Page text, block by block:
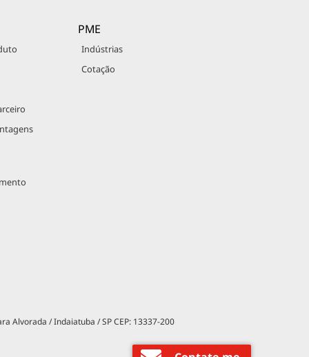
PME
Indústrias
Cotação
Alvorada / Indaiatuba / SP CEP: 13337-200